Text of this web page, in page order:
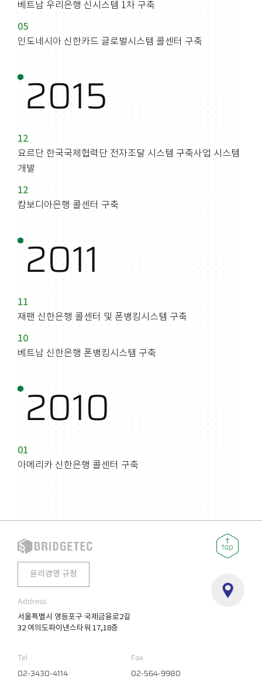
베트남 우리은행 신시스템 1차 구축
05
인도네시아 신한카드 글로벌시스템 콜센터 구축
2015
12
요르단 한국국제협력단 전자조달 시스템 구축사업 시스템
개발
12
캄보디아은행 콜센터 구축
2011
11
재팬 신한은행 콜센터 및 폰뱅킹시스템 구축
10
베트남 신한은행 폰뱅킹시스템 구축
2010
01
아메리카 신한은행 콜센터 구축
윤리경영 규정
Address
서울특별시 영등포구 국제금융로2길
32 여의도파이낸스타워 17,18층
Tel
02-3430-4114
Fax
02-564-9980